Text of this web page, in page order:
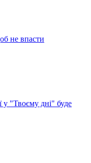
не впасти
у "Твоєму дні" буде